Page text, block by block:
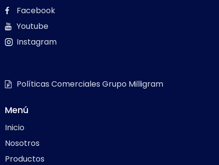
Facebook
Youtube
Instagram
Políticas Comerciales Grupo Milligram
Menú
Inicio
Nosotros
Productos